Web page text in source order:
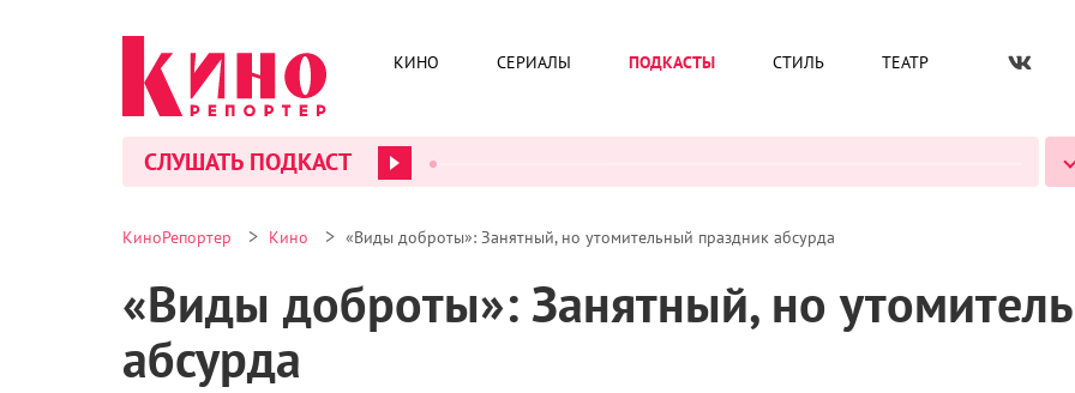
КИНО СЕРИАЛЫ ПОДКАСТЫ СТИЛЬ ТЕАТР
СЛУШАТЬ ПОДКАСТ
КиноРепортер > Кино > «Виды доброты»: Занятный, но утомительный праздник абсурда
«Виды доброты»: Занятный, но
абсурда